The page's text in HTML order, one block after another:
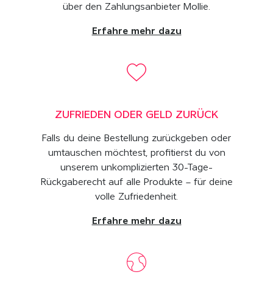
über den Zahlungsanbieter Mollie.
Erfahre mehr dazu
ZUFRIEDEN ODER GELD ZURÜCK
Falls du deine Bestellung zurückgeben oder
umtauschen möchtest, profitierst du von
unserem unkomplizierten 30-Tage-
Rückgaberecht auf alle Produkte – für deine
volle Zufriedenheit.
Erfahre mehr dazu